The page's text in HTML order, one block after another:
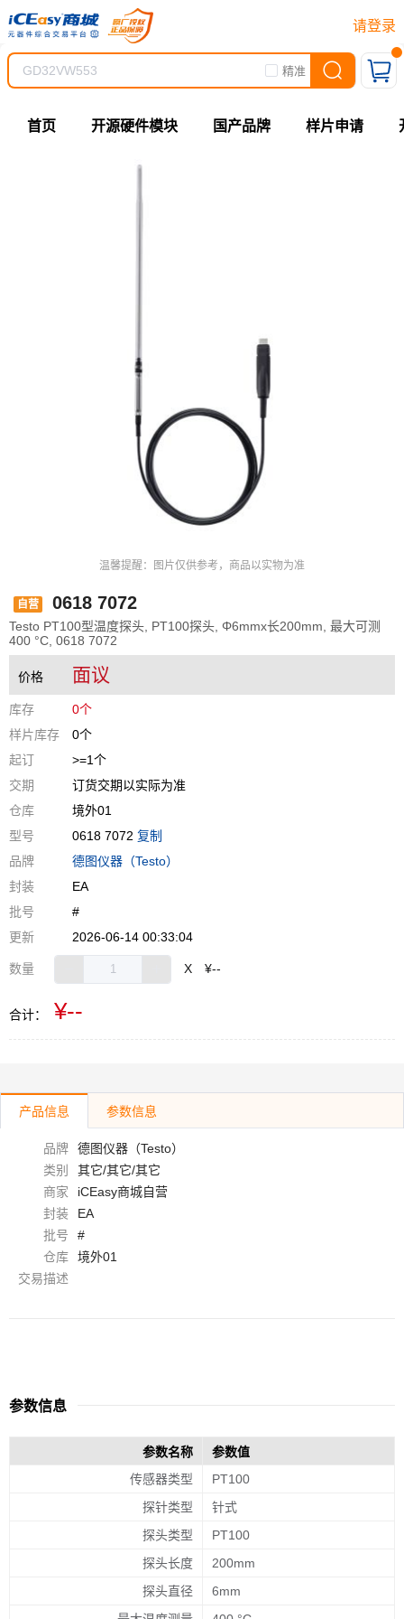
请登录
精准
首页 开源硬件模块 国产品牌 样片申请
温馨提醒：图片仅供参考，商品以实物为准
自营 0618 7072
Testo PT100型温度探头, PT100探头, Φ6mmx长200mm, 最大可测
400 °C, 0618 7072
价格 面议
库存
0个
样片库存
0个
起订
>=1个
交期
订货交期以实际为准
仓库
境外01
型号
0618 7072 复制
品牌
德图仪器（Testo）
封装
EA
批号
#
更新
2026-06-14 00:33:04
数量 X ¥--
合计： ¥--
产品信息 参数信息
品牌
德图仪器（Testo）
类别
其它/其它/其它
商家
iCEasy商城自营
封装
EA
批号
#
仓库
境外01
交易描述
参数信息
参数名称
参数值
传感器类型
PT100
探针类型
针式
探头类型
PT100
探头长度
200mm
探头直径
6mm